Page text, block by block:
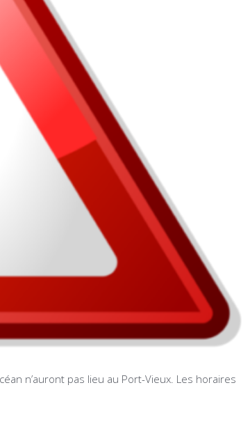
n’auront pas lieu au Port-Vieux. Les horaires